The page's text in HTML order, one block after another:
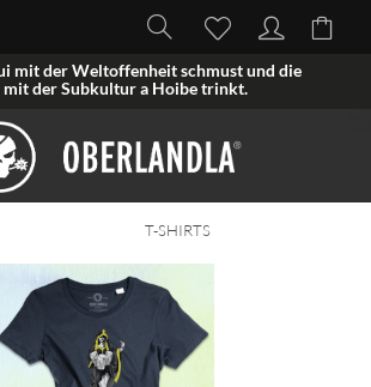
mit der Weltoffenheit schmust und die
der Subkultur a Hoibe trinkt.
T-SHIRTS